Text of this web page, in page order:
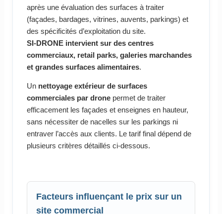
après une évaluation des surfaces à traiter
(façades, bardages, vitrines, auvents, parkings) et
des spécificités d’exploitation du site.
SI-DRONE intervient sur des centres
commerciaux, retail parks, galeries marchandes
et grandes surfaces alimentaires.
Un nettoyage extérieur de surfaces
commerciales par dronepermet de traiter
efficacement les façades et enseignes en hauteur,
sans nécessiter de nacelles sur les parkings ni
entraver l’accès aux clients. Le tarif final dépend de
plusieurs critères détaillés ci-dessous.
Facteurs influençant le prix sur un
site commercial